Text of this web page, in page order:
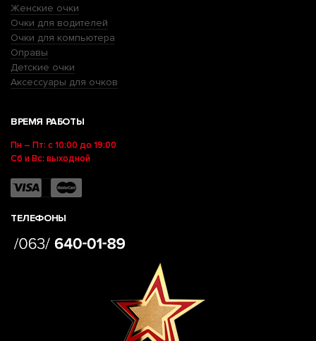
Женские очки
Очки для водителей
Очки для компьютера
Оправы
Детские очки
Аксессуары для очков
ВРЕМЯ РАБОТЫ
Пн – Пт: с 10:00 до 19:00
Сб и Вс: выходной
ТЕЛЕФОНЫ